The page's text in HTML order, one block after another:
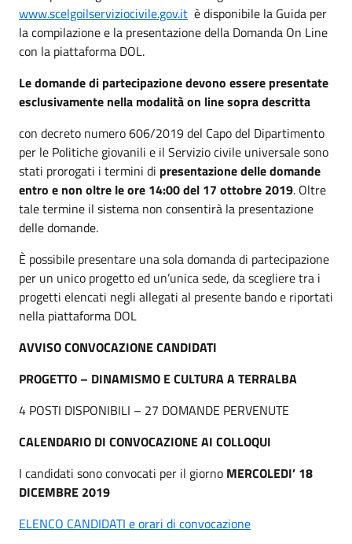
www.scelgoilserviziocivile.gov.it è disponibile la Guida per
la compilazione e la presentazione della Domanda On Line
con la piattaforma DOL.
Le domande di partecipazione devono essere presentate
esclusivamente nella modalità on line sopra descritta
con decreto numero 606/2019 del Capo del Dipartimento
per le Politiche giovanili e il Servizio civile universale sono
stati prorogati i termini di presentazione delle domande
entro e non oltre le ore 14:00 del 17 ottobre 2019. Oltre
tale termine il sistema non consentirà la presentazione
delle domande.
È possibile presentare una sola domanda di partecipazione
per un unico progetto ed un’unica sede, da scegliere tra i
progetti elencati negli allegati al presente bando e riportati
nella piattaforma DOL
AVVISO CONVOCAZIONE CANDIDATI
PROGETTO – DINAMISMO E CULTURA A TERRALBA
4 POSTI DISPONIBILI – 27 DOMANDE PERVENUTE
CALENDARIO DI CONVOCAZIONE AI COLLOQUI
I candidati sono convocati per il giorno MERCOLEDI’ 18
DICEMBRE 2019
ELENCO CANDIDATI e orari di convocazione